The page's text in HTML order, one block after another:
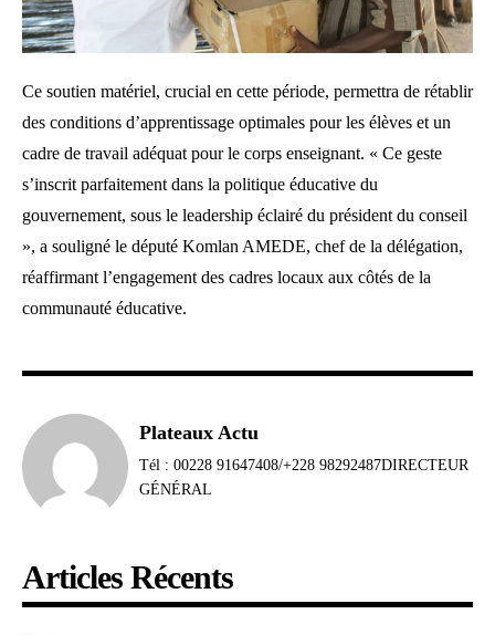
Ce soutien matériel, crucial en cette période, permettra de rétablir
des conditions d’apprentissage optimales pour les élèves et un
cadre de travail adéquat pour le corps enseignant. « Ce geste
s’inscrit parfaitement dans la politique éducative du
gouvernement, sous le leadership éclairé du président du conseil
», a souligné le député Komlan AMEDE, chef de la délégation,
réaffirmant l’engagement des cadres locaux aux côtés de la
communauté éducative.
Plateaux Actu
Tél : 00228 91647408/+228 98292487DIRECTEUR
GÉNÉRAL
Articles Récents